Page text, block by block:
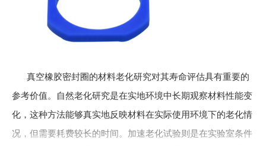
真空橡胶密封圈的材料老化研究对其寿命评估具有重要的
参考价值。自然老化研究是在实地环境中长期观察材料性能变
化，这种方法能够真实地反映材料在实际使用环境下的老化情
况，但需要耗费较长的时间。加速老化试验则是在实验室条件